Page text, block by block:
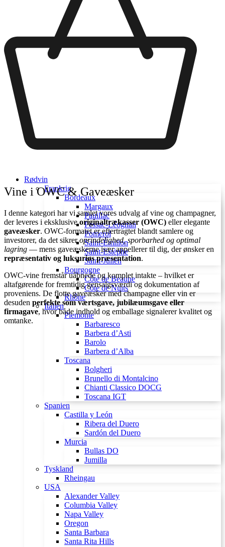
Rødvin
Frankrig
Bordeaux
Margaux
Pauillac
Pessac-Léognan
Pomerol
Saint-Émilion
Saint-Estèphe
Saint-Julien
Bourgogne
Côte de Beaune
Côte de Nuits
Rhône
Italien
Piemonte
Barbaresco
Barbera d’Asti
Barolo
Barbera d’Alba
Toscana
Bolgheri
Brunello di Montalcino
Chianti Classico DOCG
Toscana IGT
Spanien
Castilla y León
Ribera del Duero
Sardón del Duero
Murcia
Bullas DO
Jumilla
Tyskland
Rheingau
USA
Alexander Valley
Columbia Valley
Napa Valley
Oregon
Santa Barbara
Santa Rita Hills
Vine i OWC & Gaveæsker
I denne kategori har vi samlet vores udvalg af vine og champagner,
der leveres i eksklusiveoriginaltrækasser (OWC) eller elegante
gaveæsker. OWC-formatet er eftertragtet blandt samlere og
investorer, da det sikreroprindelighed, sporbarhed og optimal
lagring — mens gaveæskerne især appellerer til dig, der ønsker en
repræsentativ og luksuriøs præsentation.
OWC-vine fremstår uåbnede og komplet intakte – hvilket er
altafgørende for fremtidig gensalgsværdi og dokumentation af
proveniens. De flotte gaveæsker med champagne eller vin er
desuden perfekte som værtsgave, jubilæumsgave eller
firmagave, hvor både indhold og emballage signalerer kvalitet og
omtanke.